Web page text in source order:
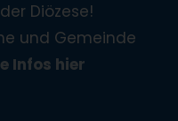
Diözese!
und Gemeinde
Infos hier